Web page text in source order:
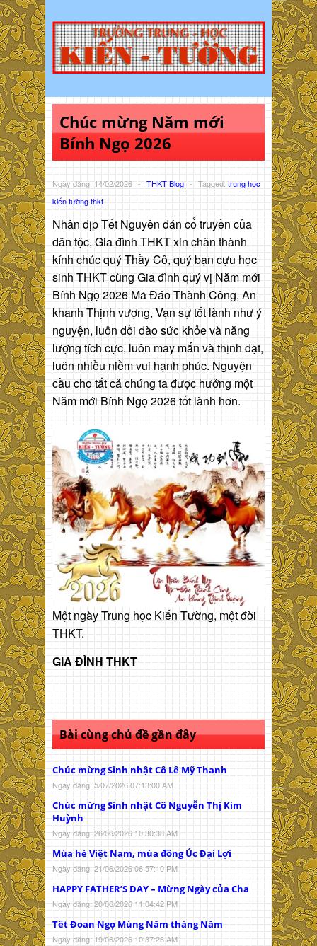
Chúc mừng Năm mới
Bính Ngọ 2026
Ngày đăng: 14/02/2026 - THKT Blog - Tagged: trung học
kiến tường thkt
Nhân dịp Tết Nguyên đán cổ truyền của
dân tộc, Gia đình THKT xin chân thành
kính chúc quý Thầy Cô, quý bạn cựu học
sinh THKT cùng Gia đình quý vị Năm mới
Bính Ngọ 2026 Mã Đáo Thành Công, An
khanh Thịnh vượng, Vạn sự tốt lành như ý
nguyện, luôn dồi dào sức khỏe và năng
lượng tích cực, luôn may mắn và thịnh đạt,
luôn nhiều niềm vui hạnh phúc. Nguyện
cầu cho tất cả chúng ta được hưởng một
Năm mới Bính Ngọ 2026 tốt lành hơn.
Một ngày Trung học Kiến Tường, một đời
THKT.
GIA ĐÌNH THKT
Bài cùng chủ đề gần đây
Chúc mừng Sinh nhật Cô Lê Mỹ Thanh
Ngày đăng: 5/07/2026 07:13:00 AM
Chúc mừng Sinh nhật Cô Nguyễn Thị Kim
Huỳnh
Ngày đăng: 26/06/2026 10:30:38 AM
Mùa hè Việt Nam, mùa đông Úc Đại Lợi
Ngày đăng: 21/06/2026 06:57:10 PM
HAPPY FATHER’S DAY – Mừng Ngày của Cha
Ngày đăng: 20/06/2026 11:04:42 PM
Tết Đoan Ngọ Mùng Năm tháng Năm
Ngày đăng: 19/06/2026 10:37:26 AM